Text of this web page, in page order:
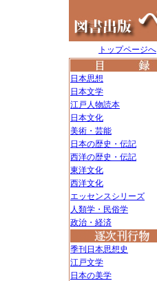
トップページへ
日本思想
日本文学
江戸人物読本
日本文化
美術・芸能
日本の歴史・伝記
西洋の歴史・伝記
東洋文化
西洋文化
エッセンスシリーズ
人類学・民俗学
政治・経済
季刊日本思想史
江戸文学
日本の美学